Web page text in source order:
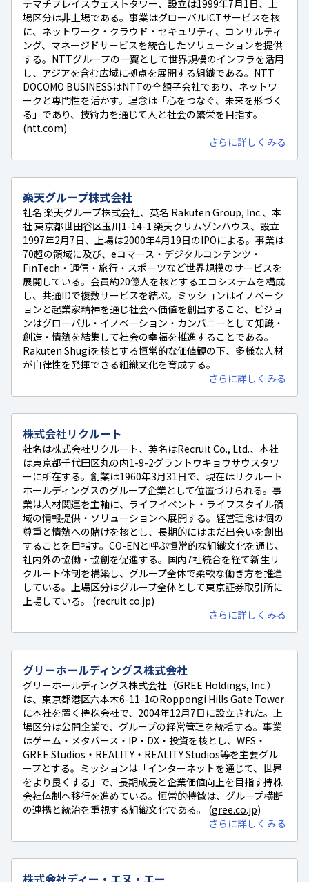
テマチプレイスウェストタワー、設立は1999年7月1日、上
場区分は非上場である。事業はグローバルICTサービスを核
に、ネットワーク・クラウド・セキュリティ、コンサルティ
ング、マネージドサービスを統合したソリューションを提供
する。NTTグループの一翼として世界規模のインフラを活用
し、アジアを含む広域に拠点を展開する組織である。NTT
DOCOMO BUSINESSはNTTの全額子会社であり、ネットワ
ークと専門性を活かす。理念は「心をつなぐ、未来を形づく
る」であり、技術力を通じて人と社会の繁栄を目指す。
(ntt.com)
さらに詳しくみる
楽天グループ株式会社
社名 楽天グループ株式会社、英名 Rakuten Group, Inc.、本
社 東京都世田谷区玉川1-14-1 楽天クリムゾンハウス、設立
1997年2月7日、上場は2000年4月19日のIPOによる。事業は
70超の領域に及び、eコマース・デジタルコンテンツ・
FinTech・通信・旅行・スポーツなど世界規模のサービスを
展開している。会員約20億人を核とするエコシステムを構成
し、共通IDで複数サービスを結ぶ。ミッションはイノベーシ
ョンと起業家精神を通じ社会へ価値を創出すること、ビジョ
ンはグローバル・イノベーション・カンパニーとして知識・
創造・情熱を結集して社会の幸福を推進することである。
Rakuten Shugiを核とする恒常的な価値観の下、多様な人材
が自律性を発揮できる組織文化を育成する。
さらに詳しくみる
株式会社リクルート
社名は株式会社リクルート、英名はRecruit Co., Ltd.、本社
は東京都千代田区丸の内1-9-2グラントウキョウサウスタワ
ーに所在する。創業は1960年3月31日で、現在はリクルート
ホールディングスのグループ企業として位置づけられる。事
業は人材関連を主軸に、ライフイベント・ライフスタイル領
域の情報提供・ソリューションへ展開する。経営理念は個の
尊重と情熱への賭けを核とし、長期的にはまだ出会いを創出
することを目指す。CO-ENと呼ぶ恒常的な組織文化を通じ、
社内外の協働・協創を促進する。国内7社統合を経て新生リ
クルート体制を構築し、グループ全体で柔軟な働き方を推進
している。上場区分はグループ全体として東京証券取引所に
上場している。 (recruit.co.jp)
さらに詳しくみる
グリーホールディングス株式会社
グリーホールディングス株式会社（GREE Holdings, Inc.）
は、東京都港区六本木6-11-1のRoppongi Hills Gate Tower
に本社を置く持株会社で、2004年12月7日に設立された。上
場区分は公開企業で、グループの経営管理を統括する。事業
はゲーム・メタバース・IP・DX・投資を核とし、WFS・
GREE Studios・REALITY・REALITY Studios等を主要グル
ープとする。ミッションは「インターネットを通じて、世界
をより良くする」で、長期成長と企業価値向上を目指す持株
会社体制へ移行を進めている。恒常的特徴は、グループ横断
の連携と統治を重視する組織文化である。 (gree.co.jp)
さらに詳しくみる
株式会社ディー・エヌ・エー